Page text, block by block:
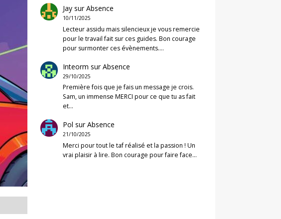
Jay surAbsence
10/11/2025
Lecteur assidu mais silencieux je vous remercie
pour le travail fait sur ces guides. Bon courage
pour surmonter ces évènements.…
Inteorm surAbsence
29/10/2025
Première fois que je fais un message je crois.
Sam, un immense MERCI pour ce que tu as fait
et…
Pol surAbsence
21/10/2025
Merci pour tout le taf réalisé et la passion ! Un
vrai plaisir à lire. Bon courage pour faire face…